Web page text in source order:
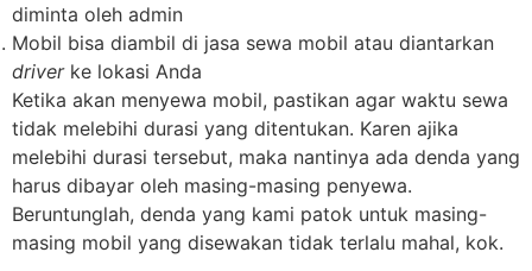
diminta oleh admin
Mobil bisa diambil di jasa sewa mobil atau diantarkan
driver ke lokasi Anda
Ketika akan menyewa mobil, pastikan agar waktu sewa
tidak melebihi durasi yang ditentukan. Karen ajika
melebihi durasi tersebut, maka nantinya ada denda yang
harus dibayar oleh masing-masing penyewa.
Beruntunglah, denda yang kami patok untuk masing-
masing mobil yang disewakan tidak terlalu mahal, kok.